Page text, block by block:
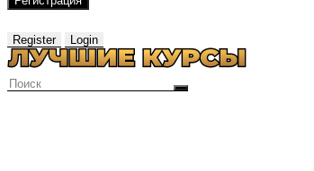
Register Login